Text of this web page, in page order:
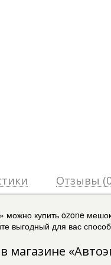
Отзывы
можно купить ozone
выгодный для вас
магазине